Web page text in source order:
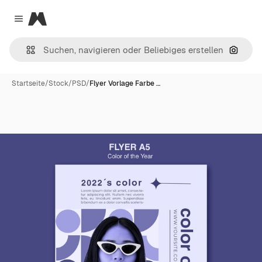
Close menu
Magnific
Nach
Startseite/Stock/PSD/Flyer Vorlage Farbe …